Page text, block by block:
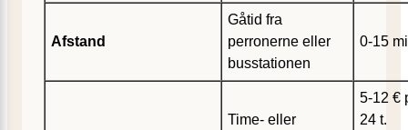
Afstand
Gåtid fra
perronerne eller
busstationen
0-15
Time- eller
5-12 €
24 t.